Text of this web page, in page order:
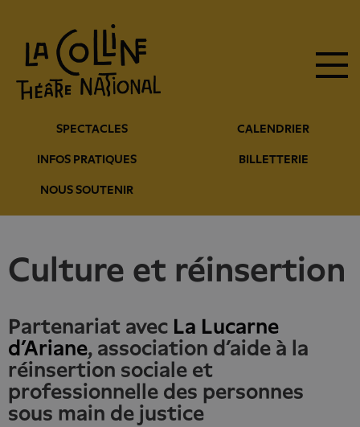
contenu
principal
SPECTACLES CALENDRIER
INFOS PRATIQUES BILLETTERIE
NOUS SOUTENIR
principale
Culture et réinsertion
Partenariat avec La Lucarne
d’Ariane, association d’aide à la
réinsertion sociale et
professionnelle des personnes
sous main de justice